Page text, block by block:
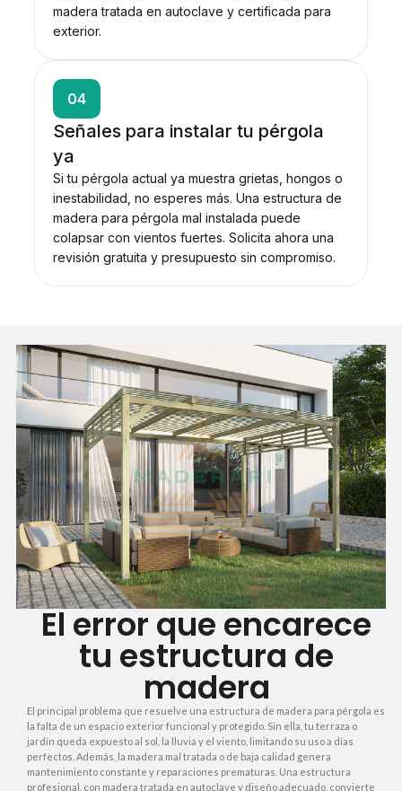
madera tratada en autoclave y certificada para
exterior.
04
Señales para instalar tu pérgola
ya
Si tu pérgola actual ya muestra grietas, hongos o
inestabilidad, no esperes más. Una estructura de
madera para pérgola mal instalada puede
colapsar con vientos fuertes. Solicita ahora una
revisión gratuita y presupuesto sin compromiso.
El error que encarece
tu estructura de
madera
El principal problema que resuelve una estructura de madera para pérgola es
la falta de un espacio exterior funcional y protegido. Sin ella, tu terraza o
jardín queda expuesto al sol, la lluvia y el viento, limitando su uso a días
perfectos. Además, la madera mal tratada o de baja calidad genera
mantenimiento constante y reparaciones prematuras. Una estructura
profesional, con madera tratada en autoclave y diseño adecuado, convierte